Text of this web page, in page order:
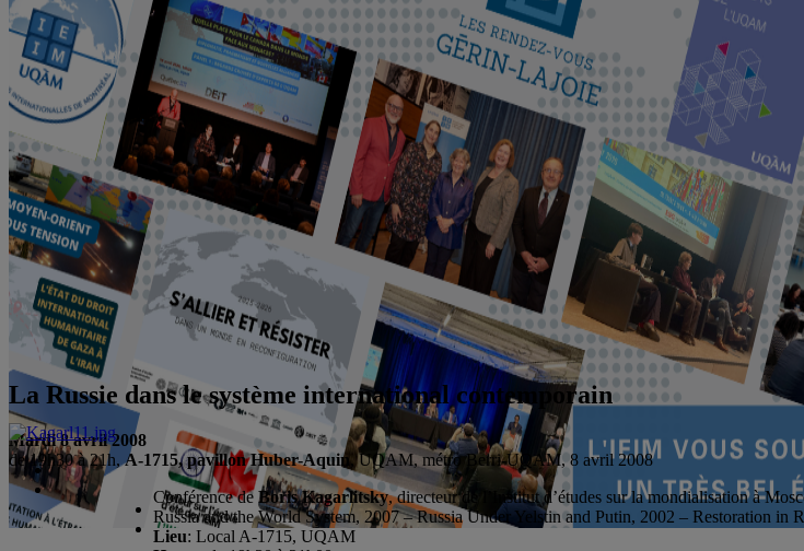
La Russie dans le système international contemporain
Mardi 8 avril 2008
de 19h30 à 21h,A-1715, pavillon Huber-Aquin, UQAM, métro Berri-UQAM, 8 avril 2008
Conférence de Boris Kagarlitsky, directeur de l’Institut d’études sur la mondialisation à
Russia and the World System, 2007 – Russia Under Yelstin and Putin, 2002 – Restoration in
Lieu: Local A-1715, UQAM